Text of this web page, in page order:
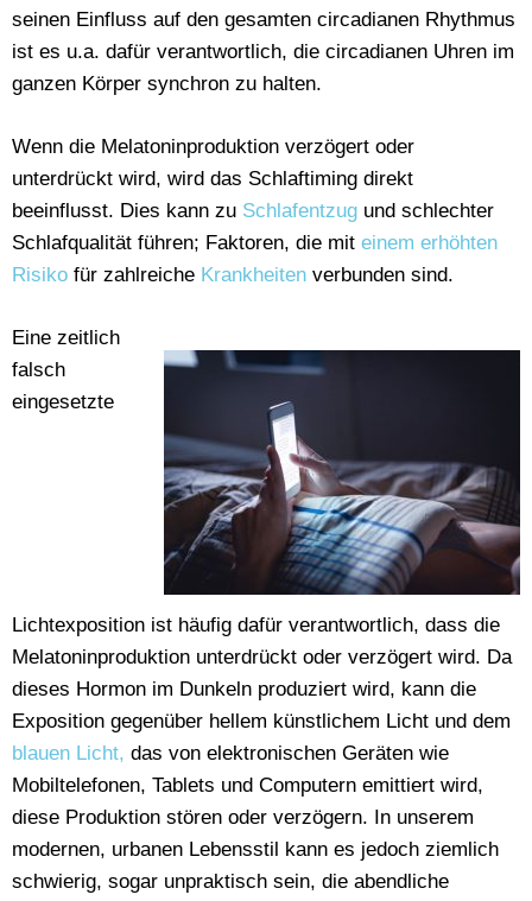
seinen Einfluss auf den gesamten circadianen Rhythmus
ist es u.a. dafür verantwortlich, die circadianen Uhren im
ganzen Körper synchron zu halten.
Wenn die Melatoninproduktion verzögert oder
unterdrückt wird, wird das Schlaftiming direkt
beeinflusst. Dies kann zu Schlafentzug und schlechter
Schlafqualität führen; Faktoren, die mit einem erhöhten
Risiko für zahlreiche Krankheiten verbunden sind.
Eine zeitlich
falsch
eingesetzte
Lichtexposition ist häufig dafür verantwortlich, dass die
Melatoninproduktion unterdrückt oder verzögert wird. Da
dieses Hormon im Dunkeln produziert wird, kann die
Exposition gegenüber hellem künstlichem Licht und dem
blauen Licht, das von elektronischen Geräten wie
Mobiltelefonen, Tablets und Computern emittiert wird,
diese Produktion stören oder verzögern. In unserem
modernen, urbanen Lebensstil kann es jedoch ziemlich
schwierig, sogar unpraktisch sein, die abendliche